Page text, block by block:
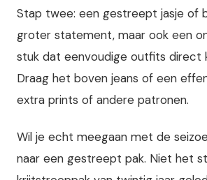
Stap twee: een gestreept jasje of
groter statement, maar ook een
stuk dat eenvoudige outfits direct
Draag het boven jeans of een
extra prints of andere patronen.
Wil je echt meegaan met de
naar een gestreept pak. Niet het